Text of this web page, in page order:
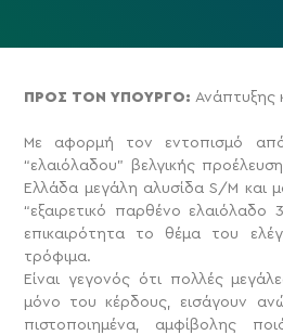
ΠΡΟΣ ΤΟΝ ΥΠΟΥΡΓΟ:Ανάπτυξης
Με αφορμή τον εντοπισμό
“ελαιόλαδου” βελγικής
Ελλάδα μεγάλη αλυσίδα S/M και
“εξαιρετικό παρθένο ελαιόλαδο
επικαιρότητα το θέμα του
τρόφιμα.
Είναι γεγονός ότι πολλές
μόνο του κέρδους, εισάγουν
πιστοποιημένα, αμφίβολης